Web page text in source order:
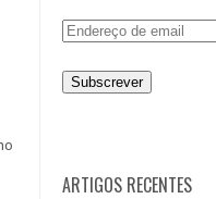
E
ç
ARTIGOS RECENTES